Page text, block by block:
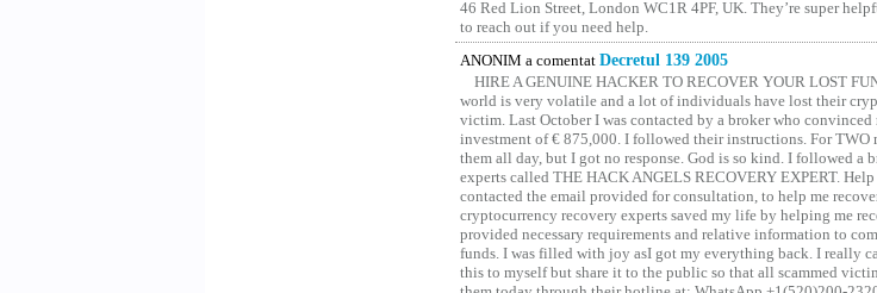
46 Red Lion Street, London WC1R 4PF, UK. They’re super
to reach out if you need help.
ANONIM a comentat Decretul 139 2005
HIRE A GENUINE HACKER TO RECOVER YOUR LOST
world is very volatile and a lot of individuals have lost their
victim. Last October I was contacted by a broker who
investment of € 875,000. I followed their instructions. For TWO
them all day, but I got no response. God is so kind. I followed a
experts called THE HACK ANGELS RECOVERY EXPERT.
contacted the email provided for consultation, to help me
cryptocurrency recovery experts saved my life by helping me
provided necessary requirements and relative information to
funds. I was filled with joy asI got my everything back. I really
this to myself but share it to the public so that all scammed